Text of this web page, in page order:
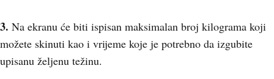
3. Na ekranu će biti ispisan maksimalan broj kilograma koji
možete skinuti kao i vrijeme koje je potrebno da izgubite
upisanu željenu težinu.